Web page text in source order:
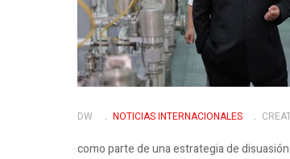
DW NOTICIAS INTERNACIONALES
como parte de una estrategia de